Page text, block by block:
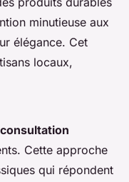
minutieuse aux
élégance. Cet
locaux,
consultation
Cette approche
qui répondent